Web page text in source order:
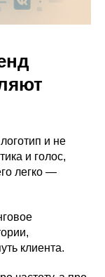
и не
и голос,
легко —
клиента.